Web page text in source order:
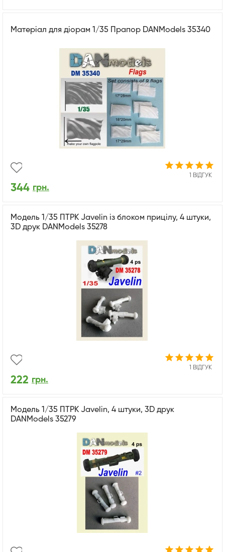
Матеріал для діорам 1/35 Прапор DANModels 35340
1 ВІДГУК
344 грн.
Модель 1/35 ПТРК Javelin із блоком прицілу, 4 штуки,
3D друк DANModels 35278
1 ВІДГУК
222 грн.
Модель 1/35 ПТРК Javelin, 4 штуки, 3D друк
DANModels 35279